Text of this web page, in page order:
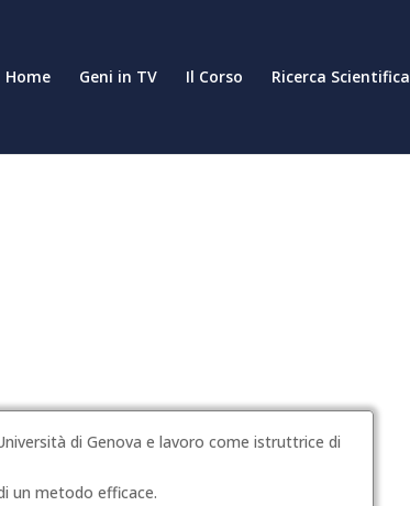
Home Geni in TV Il Corso Ricerca Scientifica
di Genova e lavoro come istruttrice di
un metodo efficace.